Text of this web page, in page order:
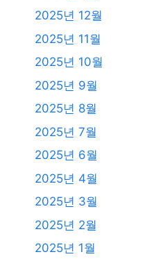
2025년 12월
2025년 11월
2025년 10월
2025년 9월
2025년 8월
2025년 7월
2025년 6월
2025년 4월
2025년 3월
2025년 2월
2025년 1월